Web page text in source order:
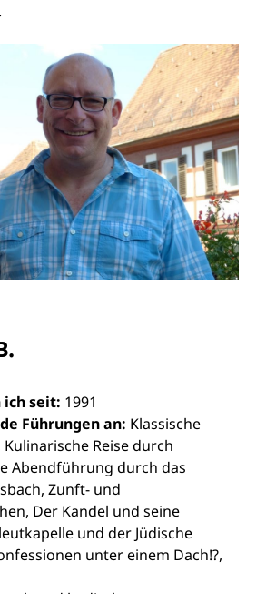
ich seit: 1991
Führungen an: Klassische
Reise durch
Abendführung durch das
Zunft- und
Der Kandel und seine
und der Jüdische
unter einem Dach!?,